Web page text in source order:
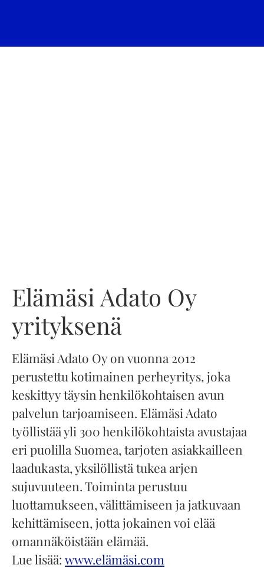
Elämäsi Adato Oy
yrityksenä
Elämäsi Adato Oy on vuonna 2012
perustettu kotimainen perheyritys, joka
keskittyy täysin henkilökohtaisen avun
palvelun tarjoamiseen. Elämäsi Adato
työllistää yli 300 henkilökohtaista avustajaa
eri puolilla Suomea, tarjoten asiakkailleen
laadukasta, yksilöllistä tukea arjen
sujuvuuteen. Toiminta perustuu
luottamukseen, välittämiseen ja jatkuvaan
kehittämiseen, jotta jokainen voi elää
omannäköistään elämää.
Lue lisää: www.elämäsi.com